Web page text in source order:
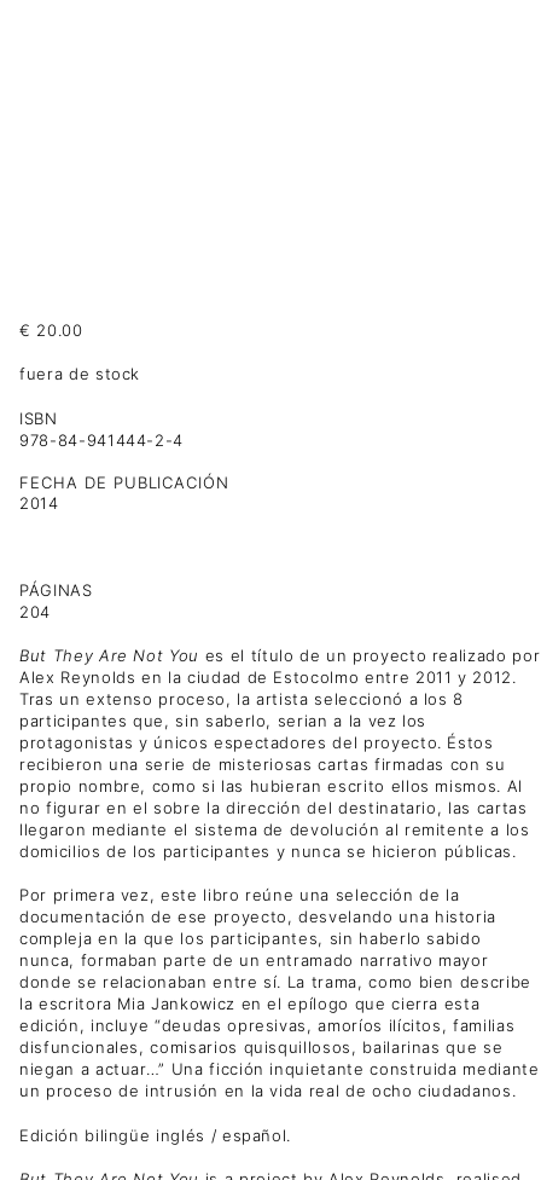
€ 20.00
fuera de stock
ISBN
978-84-941444-2-4
FECHA DE PUBLICACIÓN
2014
PÁGINAS
204
But They Are Not You es el título de un proyecto realizado por
Alex Reynolds en la ciudad de Estocolmo entre 2011 y 2012.
Tras un extenso proceso, la artista seleccionó a los 8
participantes que, sin saberlo, serian a la vez los
protagonistas y únicos espectadores del proyecto. Éstos
recibieron una serie de misteriosas cartas firmadas con su
propio nombre, como si las hubieran escrito ellos mismos. Al
no figurar en el sobre la dirección del destinatario, las cartas
llegaron mediante el sistema de devolución al remitente a los
domicilios de los participantes y nunca se hicieron públicas.
Por primera vez, este libro reúne una selección de la
documentación de ese proyecto, desvelando una historia
compleja en la que los participantes, sin haberlo sabido
nunca, formaban parte de un entramado narrativo mayor
donde se relacionaban entre sí. La trama, como bien describe
la escritora Mia Jankowicz en el epílogo que cierra esta
edición, incluye “deudas opresivas, amoríos ilícitos, familias
disfuncionales, comisarios quisquillosos, bailarinas que se
niegan a actuar…” Una ficción inquietante construida mediante
un proceso de intrusión en la vida real de ocho ciudadanos.
Edición bilingüe inglés / español.